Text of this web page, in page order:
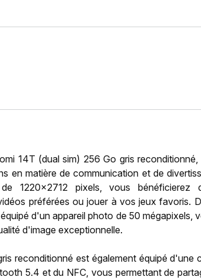
14T (dual sim) 256 Go gris
en matière de communication et de
1220x2712 pixels, vous bénéficierez
préférées ou jouer à vos jeux favoris.
d'un appareil photo de 50 mégapixels,
d'image exceptionnelle.
reconditionné est également équipé d'une
5.4 et du NFC, vous permettant de